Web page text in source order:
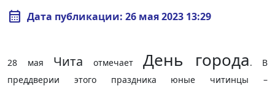
calendar_month Дата публикации: 26 мая 2023 13:29
28 мая Чита отмечает День города. В
преддверии этого праздника юные читинцы –